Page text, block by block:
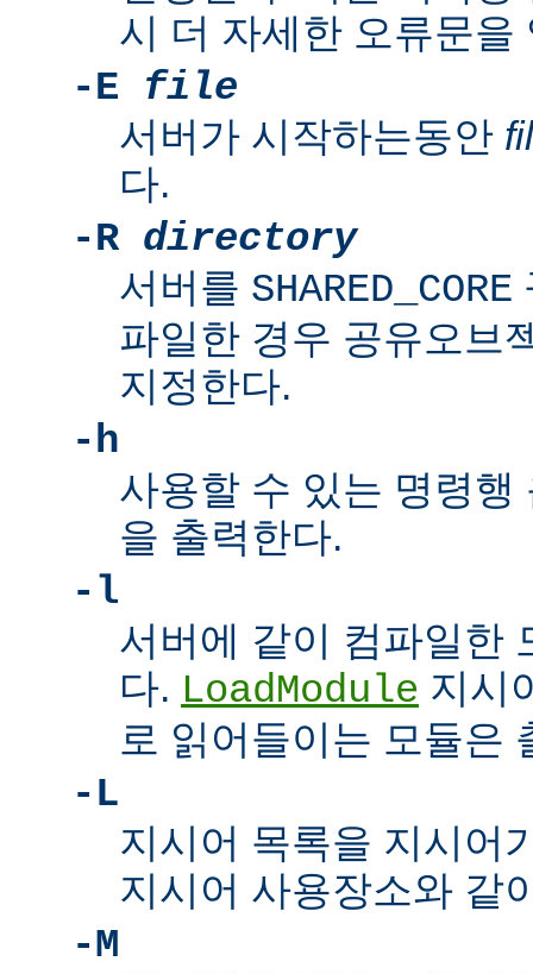
시 더 자세한 오류문을
-E file
서버가 시작하는동안
다.
-R directory
서버를 SHARED_CORE
파일한 경우 공유오브
지정한다.
-h
사용할 수 있는 명령행
을 출력한다.
-l
서버에 같이 컴파일한
다. LoadModule 지시
로 읽어들이는 모듈은
-L
지시어 목록을 지시어
지시어 사용장소와 같
-M